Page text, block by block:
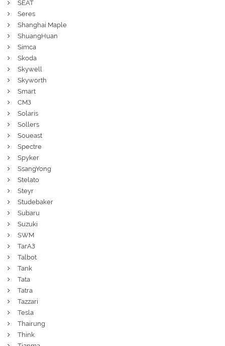
SEAT
Seres
Shanghai Maple
ShuangHuan
Simca
Skoda
Skywell
Skyworth
Smart
СМЗ
Solaris
Sollers
Soueast
Spectre
Spyker
SsangYong
Stelato
Steyr
Studebaker
Subaru
Suzuki
SWM
ТагАЗ
Talbot
Tank
Tata
Tatra
Tazzari
Tesla
Thairung
Think